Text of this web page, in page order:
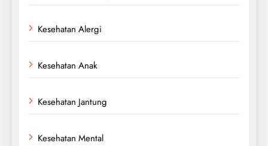
Kesehatan Alergi
Kesehatan Anak
Kesehatan Jantung
Kesehatan Mental